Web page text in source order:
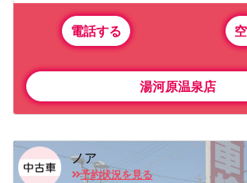
電話する
湯河原温泉店
ノア
予約状況を見る